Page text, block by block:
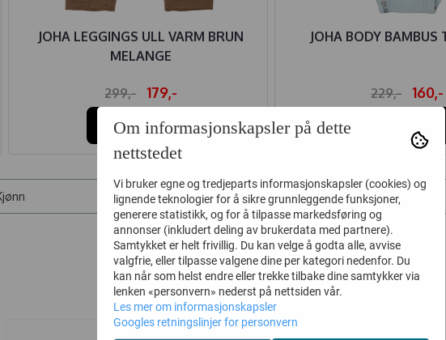
JOHA LEGGINGS ULL VARM BRUN
MELANGE
299,-
179,-
Kjøp
JOHA BODY BAMBUS
229,-
160,-
Type Kategorier
Nyhet
Om informasjonskapsler på dette
nettstedet
Vi bruker egne og tredjeparts informasjonskapsler (cookies) og
lignende teknologier for å sikre grunnleggende funksjoner,
generere statistikk, og for å tilpasse markedsføring og
annonser (inkludert deling av brukerdata med partnere).
Samtykket er helt frivillig. Du kan velge å godta alle, avvise
valgfrie, eller tilpasse valgene dine per kategori nedenfor. Du
kan når som helst endre eller trekke tilbake dine samtykker via
lenken «personvern» nederst på nettsiden vår.
Les mer om informasjonskapsler
Googles retningslinjer for personvern